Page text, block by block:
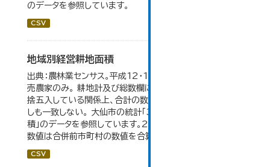
のデータを参照しています。
CSV
地域別経営耕地面積
出典：農林業センサス。平成12・17・22・27年数値は、販
売農家のみ。 耕地計及び総数欄については、1ha未満を四
捨五入している関係上、合計の数値と内訳の加算値は必ず
しも一致しない。 大仙市の統計「3-5 地域別経営耕地面
積」のデータを参照しています。2005年以前の「市内全域」
数値は合併前市町村の数値を合算したものです。
CSV